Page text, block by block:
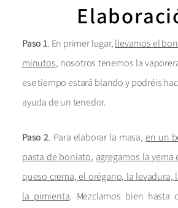
Paso 1. En primer lugar,llevamos el
minutos, nosotros tenemos la
ese tiempo estará blando y podréis
ayuda de un tenedor.
Paso 2. Para elaborar la masa,en un
pasta de boniato, agregamos la
queso crema, el orégano, la levadura,
la pimienta. Mezclamos bien hasta